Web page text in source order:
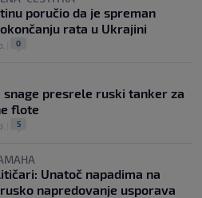
poručio da je spreman
rata u Ukrajini
0
snage presrele ruski tanker za
flote
5
Unatoč napadima na
napredovanje usporava